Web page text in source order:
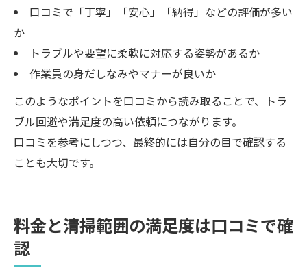
口コミで「丁寧」「安心」「納得」などの評価が多い
か
トラブルや要望に柔軟に対応する姿勢があるか
作業員の身だしなみやマナーが良いか
このようなポイントを口コミから読み取ることで、トラ
ブル回避や満足度の高い依頼につながります。
口コミを参考にしつつ、最終的には自分の目で確認する
ことも大切です。
料金と清掃範囲の満足度は口コミで確
認